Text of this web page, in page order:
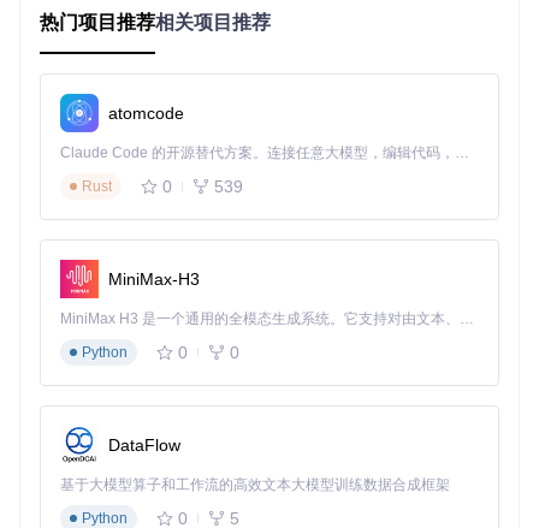
此结构设计使得开发者可以很容易地介入项目，理解各部分的
功能并进行相应的定制。
二、项目的启动文件介绍
attern的入口点，它负责初始化环境，加载必要的配置、类库
以及处理请求。当访问TextPattern站点时，服务器会首先解析
这个文件。在这个文件中，你可以看到如加载配置、初始化数
据库连接、路由请求到适当的处理程序等关键操作。它是整个
应用生命周期的起点，确保系统正常运行的关键所在。
三、项目的配置文件介绍
TextPattern的主要配置信息存储在多个文件中，但最关键的是
位于根目录下的config.php.dist文件。在实际部署时，通
常会复制此文件为
地环境。虽然直接查看的配置文件可能标记为
发行版配置模板），但实际应用中的配置会覆盖默认设置。它
包括数据库连接信息（如主机名、用户名、密码、数据库
名）、站点的基本信息（比如标题、URL）以及其他一些定制
热门项目推荐相关项目推荐
atomcode
Claude Code 的开源替代方案。连接任意大模型，编辑代码，运行命令，自动验证 — 全自动执行。用 Rust 构建，极致性能。 ｜ An open-source alternative to Claude Code. Connect any LLM, edit code, run commands, and verify changes — autonomously. Built in Rust for speed. Get Started
Rust
0 539
MiniMax-H3
MiniMax H3 是一个通用的全模态生成系统。它支持对由文本、图像、视频和音频组成的多模态上下文进行统一理解，并能生成分辨率高达 2K、时长可达 15 秒的带原生立体声音频的视频。得益于面向任务泛化的系统设计，H3 在预训练阶段就已具备广泛的多模态上下文理解与生成能力，能够出色地执行复杂的多模态指令。
Python
0 0
DataFlow
基于大模型算子和工作流的高效文本大模型训练数据合成框架
Python
0 5